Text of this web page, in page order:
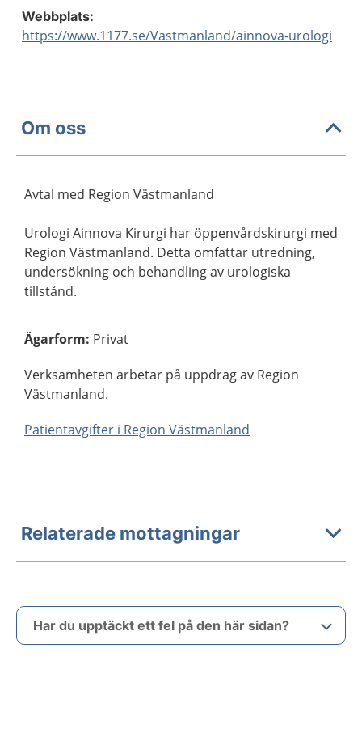
Webbplats:
https://www.1177.se/Vastmanland/ainnova-urologi
Om oss
Avtal med Region Västmanland
Urologi Ainnova Kirurgi har öppenvårdskirurgi med
Region Västmanland. Detta omfattar utredning,
undersökning och behandling av urologiska
tillstånd.
Ägarform: Privat
Verksamheten arbetar på uppdrag av Region
Västmanland.
Patientavgifter i Region Västmanland
Relaterade mottagningar
Har du upptäckt ett fel på den här sidan?